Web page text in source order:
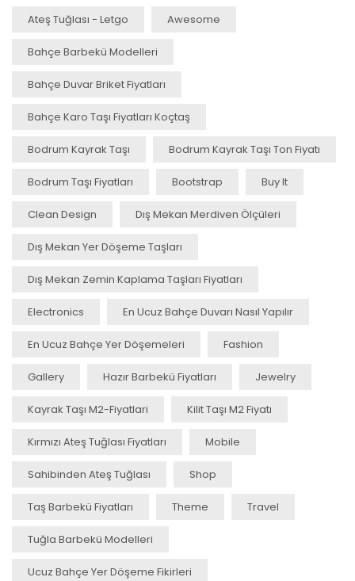
Ateş Tuğlası - Letgo Awesome
Bahçe Barbekü Modelleri
Bahçe Duvar Briket Fiyatları
Bahçe Karo Taşı Fiyatları Koçtaş
Bodrum Kayrak Taşı Bodrum Kayrak Taşı Ton Fiyatı
Bodrum Taşı Fiyatları Bootstrap Buy It
Clean Design Dış Mekan Merdiven Ölçüleri
Dış Mekan Yer Döşeme Taşları
Dış Mekan Zemin Kaplama Taşları Fiyatları
Electronics En Ucuz Bahçe Duvarı Nasıl Yapılır
En Ucuz Bahçe Yer Döşemeleri Fashion
Gallery Hazır Barbekü Fiyatları Jewelry
Kayrak Taşı M2-Fiyatlari Kilit Taşı M2 Fiyatı
Kırmızı Ateş Tuğlası Fiyatları Mobile
Sahibinden Ateş Tuğlası Shop
Taş Barbekü Fiyatları Theme Travel
Tuğla Barbekü Modelleri
Ucuz Bahçe Yer Döşeme Fikirleri